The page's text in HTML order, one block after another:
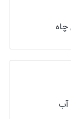
آب